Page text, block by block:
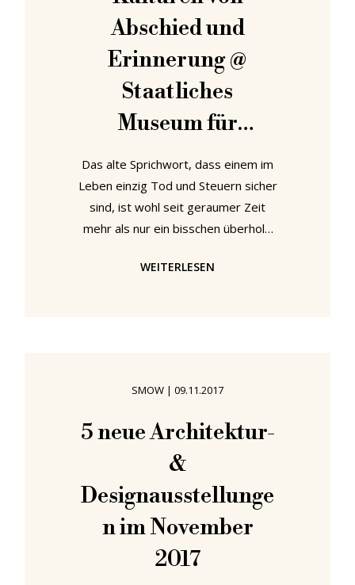
Abschied und
Erinnerung @
Staatliches
Museum für
Archäologie
Chemnitz
Das alte Sprichwort, dass einem im
Leben einzig Tod und Steuern sicher
sind, ist wohl seit geraumer Zeit
mehr als nur ein bisschen überholt.
Buchhalter und Investmentbanker
Chemnitz, smac, die historischen
und kulturellen Traditionen und
Rituale, die diesem letzten
zeitlosen, universellen und absolut
WEITERLESEN
SMOW | 09.11.2017
5 neue Architektur-
&
Designausstellunge
n im November
2017